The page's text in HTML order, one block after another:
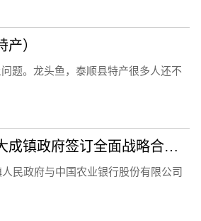
）
题。龙头鱼，泰顺县特产很多人还不
农行儋州分行与大成镇政府签订全面战略合作协议
民政府与中国农业银行股份有限公司